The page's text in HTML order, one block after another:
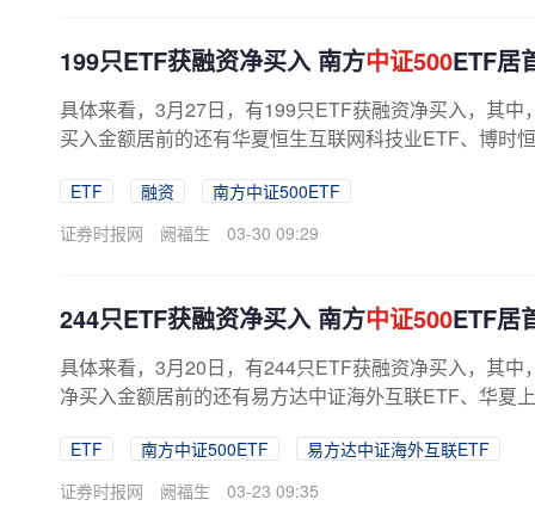
199只ETF获融资净买入 南方中证500ETF居
具体来看，3月27日，有199只ETF获融资净买入，其中
买入金额居前的还有华夏恒生互联网科技业ETF、博时
ETF 融资
南方中证500ETF
证券时报网
阙福生 03-30 09:29
244只ETF获融资净买入 南方中证500ETF居
具体来看，3月20日，有244只ETF获融资净买入，其中
净买入金额居前的还有易方达中证海外互联ETF、华夏
ETF 南方中证500ETF
易方达中证海外互联ETF
证券时报网
阙福生 03-23 09:35